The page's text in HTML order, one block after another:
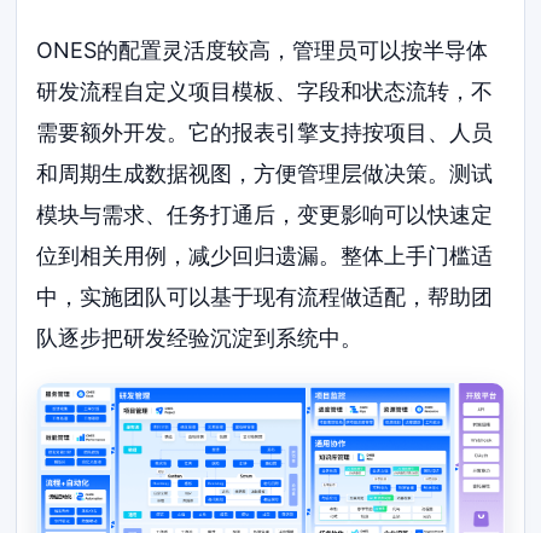
ONES的配置灵活度较高，管理员可以按半导体
研发流程自定义项目模板、字段和状态流转，不
需要额外开发。它的报表引擎支持按项目、人员
和周期生成数据视图，方便管理层做决策。测试
模块与需求、任务打通后，变更影响可以快速定
位到相关用例，减少回归遗漏。整体上手门槛适
中，实施团队可以基于现有流程做适配，帮助团
队逐步把研发经验沉淀到系统中。